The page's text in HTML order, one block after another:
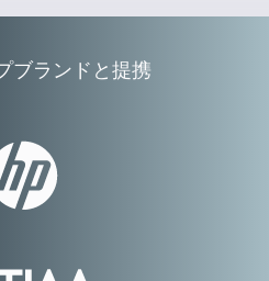
ブランドと提携